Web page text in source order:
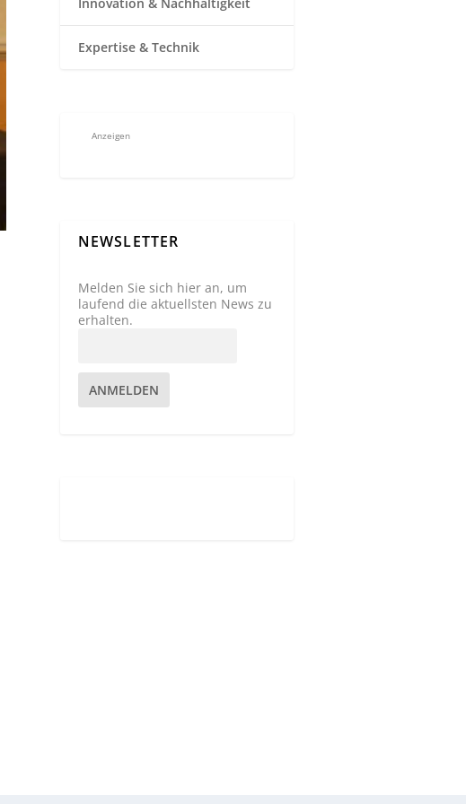
Expertise & Technik
Anzeigen
NEWSLETTER
Melden Sie sich hier an, um
laufend die aktuellsten News zu
erhalten.
ANMELDEN